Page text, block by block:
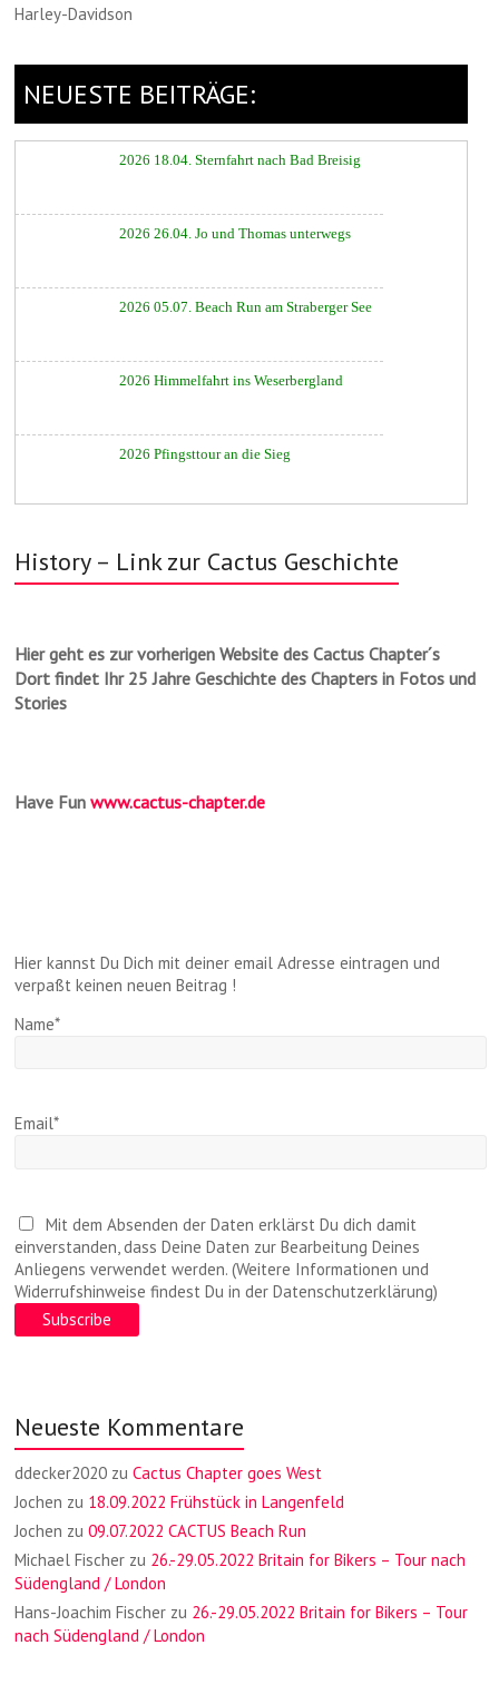
Harley-Davidson
NEUESTE BEITRÄGE:
2026 18.04. Sternfahrt nach Bad Breisig
2026 26.04. Jo und Thomas unterwegs
2026 05.07. Beach Run am Straberger See
2026 Himmelfahrt ins Weserbergland
2026 Pfingsttour an die Sieg
History – Link zur Cactus Geschichte
Hier geht es zur vorherigen Website des Cactus Chapter´s
Dort findet Ihr 25 Jahre Geschichte des Chapters in Fotos und
Stories
Have Funwww.cactus-chapter.de
Hier kannst Du Dich mit deiner email Adresse eintragen und
verpaßt keinen neuen Beitrag !
Name*
Email*
Mit dem Absenden der Daten erklärst Du dich damit
einverstanden, dass Deine Daten zur Bearbeitung Deines
Anliegens verwendet werden. (Weitere Informationen und
Widerrufshinweise findest Du in der Datenschutzerklärung)
Neueste Kommentare
ddecker2020 zuCactus Chapter goes West
Jochen zu 18.09.2022 Frühstück in Langenfeld
Jochen zu09.07.2022 CACTUS Beach Run
Michael Fischer zu 26.-29.05.2022 Britain for Bikers – Tour nach
Südengland / London
Hans-Joachim Fischer zu 26.-29.05.2022 Britain for Bikers – Tour
nach Südengland / London